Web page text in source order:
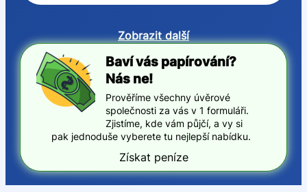
Zobrazit další
Baví vás papírování?
Nás ne!
Prověříme všechny úvěrové
společnosti za vás v 1 formuláři.
Zjistíme, kde vám půjčí, a vy si
pak jednoduše vyberete tu nejlepší nabídku.
Získat peníze